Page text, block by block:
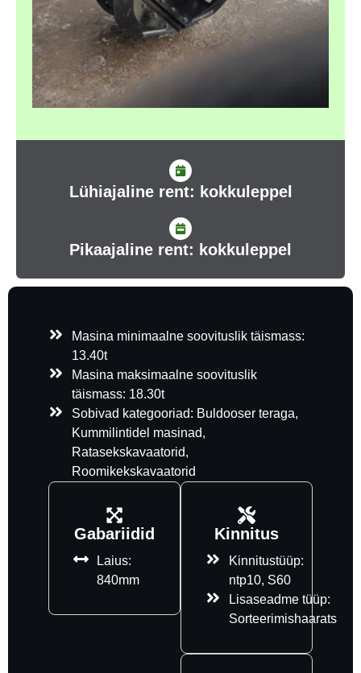
Lühiajaline rent: kokkuleppel
Pikaajaline rent: kokkuleppel
Masina minimaalne soovituslik täismass:
13.40t
Masina maksimaalne soovituslik
täismass: 18.30t
Sobivad kategooriad: Buldooser teraga,
Kummilintidel masinad,
Ratasekskavaatorid,
Roomikekskavaatorid
Gabariidid
Laius:
840mm
Kinnitus
Kinnitustüüp:
ntp10, S60
Lisaseadme tüüp:
Sorteerimishaarats